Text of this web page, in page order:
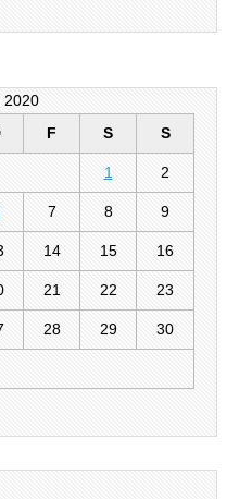
2020
F S S
1 2
7 8 9
14 15 16
21 22 23
28 29 30